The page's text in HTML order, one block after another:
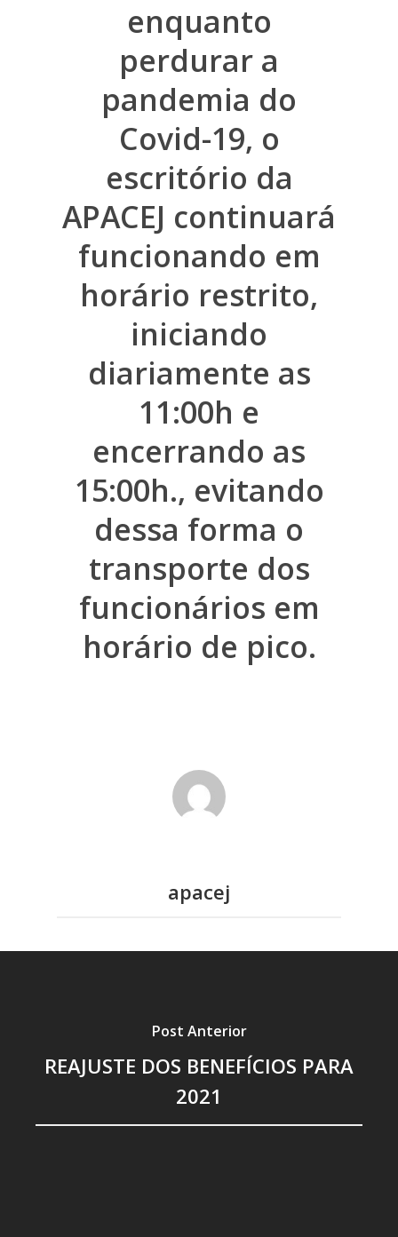
enquanto
perdurar a
pandemia do
Covid-19, o
escritório da
APACEJ continuará
funcionando em
horário restrito,
iniciando
diariamente as
11:00h e
encerrando as
15:00h., evitando
dessa forma o
transporte dos
funcionários em
horário de pico.
apacej
Post Anterior
REAJUSTE DOS BENEFÍCIOS PARA
2021
Home
Diretoria
Associe-se
Estatutos e Atas
Colônia de Férias
Grande
Hotel
Contato